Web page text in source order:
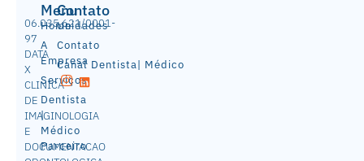
06.035.621/0001-
97
DATA
X
CLINICA
DE
IMAGINOLOGIA
E
DOCUMENTACAO
Menu
Home
A
Empresa
Serviços
Dentista
|
Médico
Parceiro
Contato
Unidades
Contato
Canal Dentista| Médico